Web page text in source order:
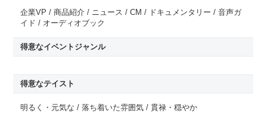
企業VP / 商品紹介 / ニュース / CM / ドキュメンタリー / 音声ガ
イド / オーディオブック
得意なイベントジャンル
得意なテイスト
明るく・元気な / 落ち着いた雰囲気 / 貫禄・穏やか